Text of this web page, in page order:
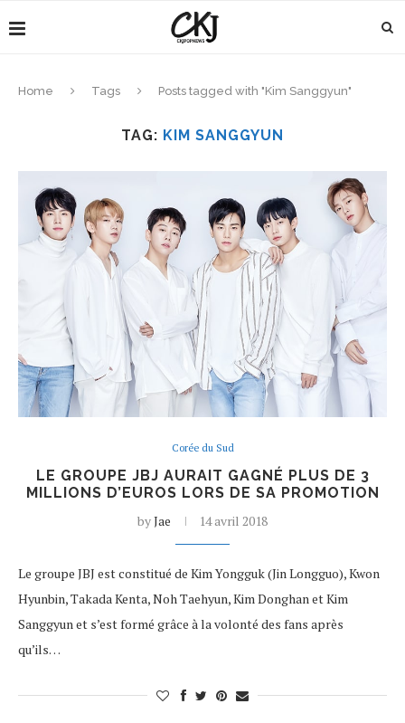
Home Tags Posts tagged with "Kim Sanggyun"
TAG: KIM SANGGYUN
Corée du Sud
LE GROUPE JBJ AURAIT GAGNÉ PLUS DE 3
MILLIONS D’EUROS LORS DE SA PROMOTION
byJae 14 avril 2018
Le groupe JBJ est constitué de Kim Yongguk (Jin Longguo), Kwon
Hyunbin, Takada Kenta, Noh Taehyun, Kim Donghan et Kim
Sanggyun et s’est formé grâce à la volonté des fans après
qu’ils…